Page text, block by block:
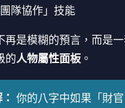
隊協作」技能
再是模糊的預言，而是
的人物屬性面板 。
你的八字中如果「財官